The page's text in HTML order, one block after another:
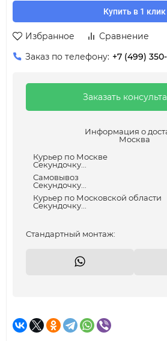
Купить в 1 клик
Избранное
Сравнение
Заказ по телефону: +7 (499)
Заказать
Информация о
Москва
Курьер по Москве
Секундочку...
Самовывоз
Секундочку...
Курьер по Московской области
Секундочку...
Cтандартный монтаж: